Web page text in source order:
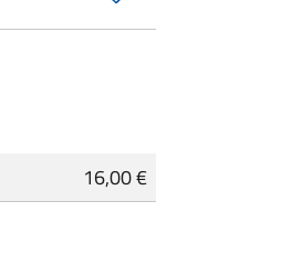
16,00 €